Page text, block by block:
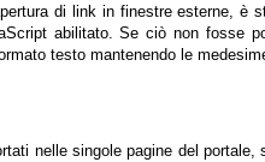
di link in finestre esterne, è
abilitato. Se ciò non fosse
testo mantenendo le
nelle singole pagine del portale,